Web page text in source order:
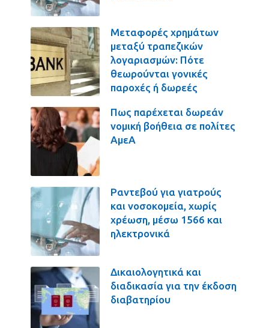
Μεταφορές χρημάτων
μεταξύ τραπεζικών
λογαριασμών: Πότε
θεωρούνται γονικές
παροχές ή δωρεές
Πως παρέχεται δωρεάν
νομική βοήθεια σε πολίτες
ΑμεΑ
Ραντεβού για γιατρούς
και νοσοκομεία, χωρίς
χρέωση, μέσω 1566 και
ηλεκτρονικά
Δικαιολογητικά και
διαδικασία για την έκδοση
διαβατηρίου